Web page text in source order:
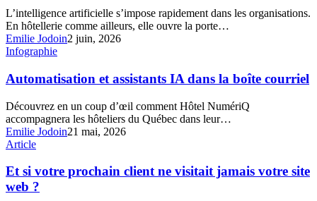
simplement
parce
qu’elle
est
encadrée
L’intelligence artificielle s’impose rapidement dans les organisations.
En hôtellerie comme ailleurs, elle ouvre la porte…
Emilie Jodoin2 juin, 2026
Automatisation
assistants
IA
dans
la
boîte
courriel
Infographie
Automatisation et assistants IA dans la boîte courriel
Découvrez en un coup d’œil comment Hôtel NumériQ
accompagnera les hôteliers du Québec dans leur…
Emilie Jodoin21 mai, 2026
Et
votre
prochain
client
Article
Et si votre prochain client ne visitait jamais votre site
web ?